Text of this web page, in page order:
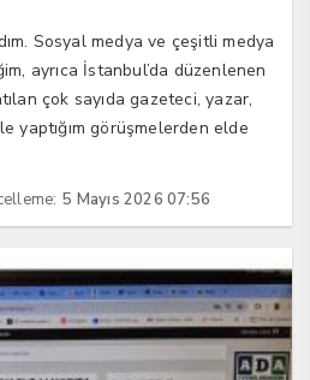
Sosyal medya ve çeşitli medya
ayrıca İstanbul’da düzenlenen
çok sayıda gazeteci, yazar,
yaptığım görüşmelerden elde
5 Mayıs 2026 07:56